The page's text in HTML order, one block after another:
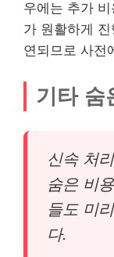
우에는 추가
가 원활하게
연되므로 사전
기타 숨
신속 처
숨은 비
들도 미
다.